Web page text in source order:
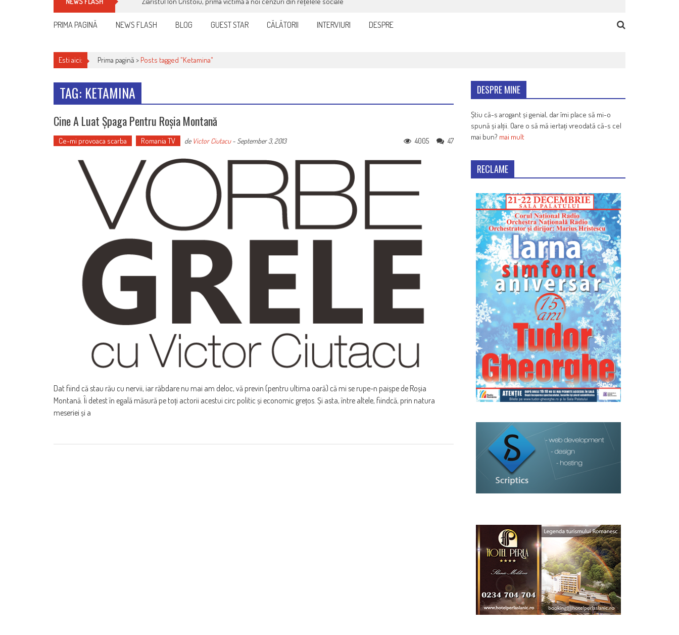
PRIMA PAGINĂ NEWS FLASH BLOG GUEST STAR CĂLĂTORII INTERVIURI DESPRE
Esti aici: Prima pagină > Posts tagged "Ketamina"
TAG: KETAMINA
Cine A Luat Șpaga Pentru Roșia Montană
Ce-mi provoaca scarba Romania TV de Victor Ciutacu- September 3, 2013 47
4005
Dat fiind că stau rău cu nervii, iar răbdare nu mai am deloc, vă previn (pentru ultima oară) că mi se rupe-n paișpe de Roșia
Montană. Îi detest în egală măsură pe toți actorii acestui circ politic și economic grețos. Și asta, între altele, fiindcă, prin natura
meseriei și a
DESPRE MINE
Știu că-s arogant și genial, dar îmi place să mi-o
spună și alții. Oare o să mă iertați vreodată că-s cel
mai bun? mai mult
RECLAME